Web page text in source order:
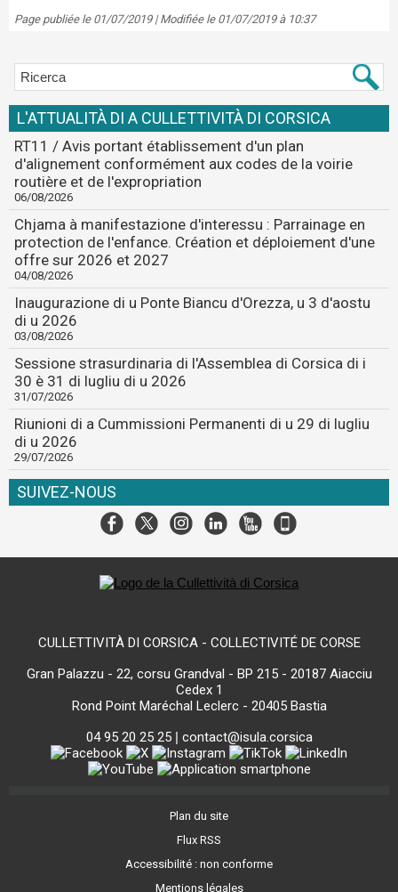
Page publiée le 01/07/2019 | Modifiée le 01/07/2019 à 10:37
L'ATTUALITÀ DI A CULLETTIVITÀ DI CORSICA
RT11 / Avis portant établissement d'un plan
d'alignement conformément aux codes de la voirie
routière et de l'expropriation
06/08/2026
Chjama à manifestazione d'interessu : Parrainage en
protection de l'enfance. Création et déploiement d'une
offre sur 2026 et 2027
04/08/2026
Inaugurazione di u Ponte Biancu d'Orezza, u 3 d'aostu
di u 2026
03/08/2026
Sessione strasurdinaria di l'Assemblea di Corsica di i
30 è 31 di lugliu di u 2026
31/07/2026
Riunioni di a Cummissioni Permanenti di u 29 di lugliu
di u 2026
29/07/2026
SUIVEZ-NOUS
CULLETTIVITÀ DI CORSICA - COLLECTIVITÉ DE CORSE
Gran Palazzu - 22, corsu Grandval - BP 215 - 20187 Aiacciu
Cedex 1
Rond Point Maréchal Leclerc - 20405 Bastia
04 95 20 25 25| contact@isula.corsica
Plan du site
Flux RSS
Accessibilité : non conforme
Mentions légales